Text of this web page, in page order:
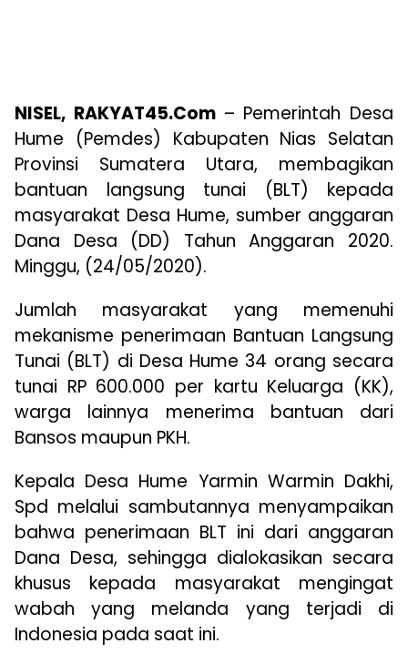
NISEL, RAKYAT45.Com – Pemerintah Desa
Hume (Pemdes) Kabupaten Nias Selatan
Provinsi Sumatera Utara, membagikan
bantuan langsung tunai (BLT) kepada
masyarakat Desa Hume, sumber anggaran
Dana Desa (DD) Tahun Anggaran 2020.
Minggu, (24/05/2020).
Jumlah masyarakat yang memenuhi
mekanisme penerimaan Bantuan Langsung
Tunai (BLT) di Desa Hume 34 orang secara
tunai RP 600.000 per kartu Keluarga (KK),
warga lainnya menerima bantuan dari
Bansos maupun PKH.
Kepala Desa Hume Yarmin Warmin Dakhi,
Spd melalui sambutannya menyampaikan
bahwa penerimaan BLT ini dari anggaran
Dana Desa, sehingga dialokasikan secara
khusus kepada masyarakat mengingat
wabah yang melanda yang terjadi di
Indonesia pada saat ini.